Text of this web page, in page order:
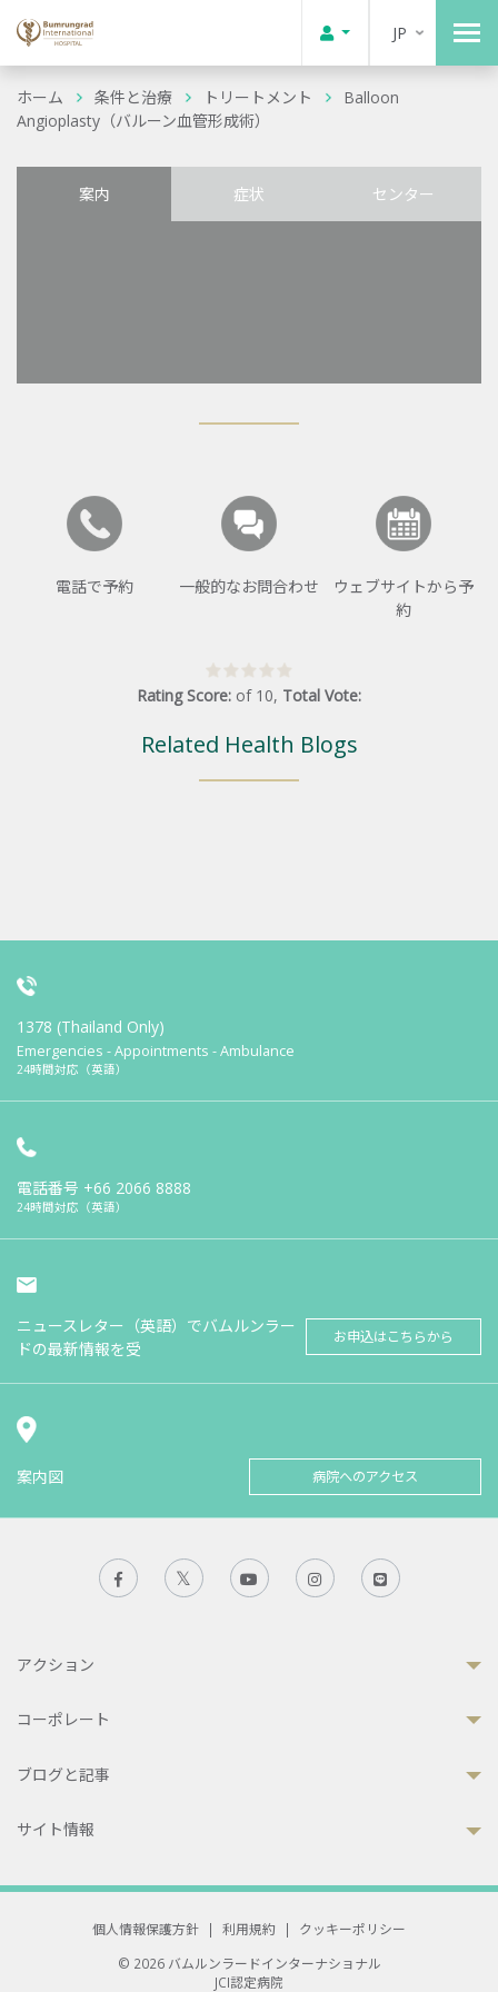
JP
ホーム 条件と治療 トリートメント
Balloon
Angioplasty（バルーン血管形成術）
案内 症状 センター
電話で予約 一般的なお問合わせ
ウェブサイトから予
約
Rating Score: of 10, Total Vote:
Related Health Blogs
1378 (Thailand Only)
Emergencies - Appointments - Ambulance
24時間対応（英語）
電話番号 +66 2066 8888
24時間対応（英語）
ニュースレター（英語）でバムルンラー
ドの最新情報を受
お申込はこちらから
案内図 病院へのアクセス
アクション
コーポレート
ブログと記事
サイト情報
個人情報保護方針 | 利用規約 |
クッキーポリシー
© 2026 バムルンラードインターナショナル
JCI認定病院